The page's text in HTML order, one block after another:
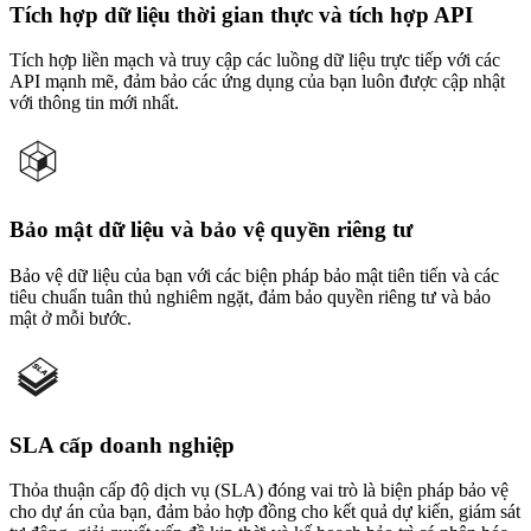
Tích hợp dữ liệu thời gian thực và tích hợp API
Tích hợp liền mạch và truy cập các luồng dữ liệu trực tiếp với các
API mạnh mẽ, đảm bảo các ứng dụng của bạn luôn được cập nhật
với thông tin mới nhất.
Bảo mật dữ liệu và bảo vệ quyền riêng tư
Bảo vệ dữ liệu của bạn với các biện pháp bảo mật tiên tiến và các
tiêu chuẩn tuân thủ nghiêm ngặt, đảm bảo quyền riêng tư và bảo
mật ở mỗi bước.
SLA cấp doanh nghiệp
Thỏa thuận cấp độ dịch vụ (SLA) đóng vai trò là biện pháp bảo vệ
cho dự án của bạn, đảm bảo hợp đồng cho kết quả dự kiến, giám sát